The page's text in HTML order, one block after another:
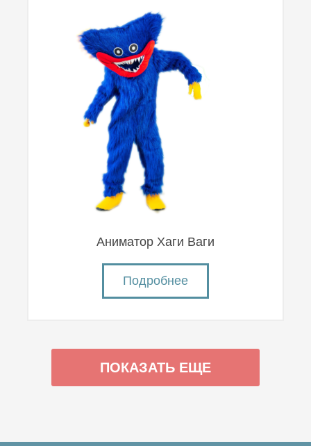
Аниматор Хаги Ваги
Подробнее
ПОКАЗАТЬ ЕЩЕ